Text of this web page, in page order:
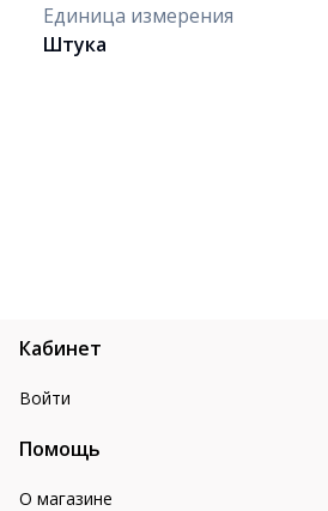
Единица измерения
Штука
Кабинет
Войти
Помощь
О магазине